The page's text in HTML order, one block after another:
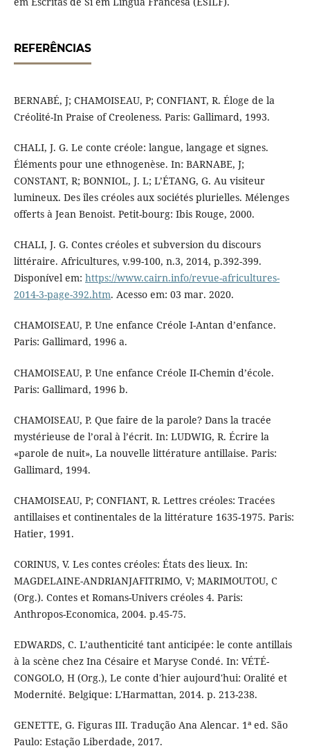
REFERÊNCIAS
BERNABÉ, J; CHAMOISEAU, P; CONFIANT, R. Éloge de la
Créolité-In Praise of Creoleness. Paris: Gallimard, 1993.
CHALI, J. G. Le conte créole: langue, langage et signes.
Éléments pour une ethnogenèse. In: BARNABE, J;
CONSTANT, R; BONNIOL, J. L; L’ÉTANG, G. Au visiteur
lumineux. Des îles créoles aux sociétés plurielles. Mélenges
offerts à Jean Benoist. Petit-bourg: Ibis Rouge, 2000.
CHALI, J. G. Contes créoles et subversion du discours
littéraire. Africultures, v.99-100, n.3, 2014, p.392-399.
Disponível em: https://www.cairn.info/revue-africultures-
2014-3-page-392.htm. Acesso em: 03 mar. 2020.
CHAMOISEAU, P. Une enfance Créole I-Antan d’enfance.
Paris: Gallimard, 1996 a.
CHAMOISEAU, P. Une enfance Créole II-Chemin d’école.
Paris: Gallimard, 1996 b.
CHAMOISEAU, P. Que faire de la parole? Dans la tracée
mystérieuse de l’oral à l’écrit. In: LUDWIG, R. Écrire la
«parole de nuit», La nouvelle littérature antillaise. Paris:
Gallimard, 1994.
CHAMOISEAU, P; CONFIANT, R. Lettres créoles: Tracées
antillaises et continentales de la littérature 1635-1975. Paris:
Hatier, 1991.
CORINUS, V. Les contes créoles: États des lieux. In:
MAGDELAINE-ANDRIANJAFITRIMO, V; MARIMOUTOU, C
(Org.). Contes et Romans-Univers créoles 4. Paris:
Anthropos-Economica, 2004. p.45-75.
EDWARDS, C. L’authenticité tant anticipée: le conte antillais
à la scène chez Ina Césaire et Maryse Condé. In: VÉTÉ-
CONGOLO, H (Org.), Le conte d'hier aujourd'hui: Oralité et
Modernité. Belgique: L'Harmattan, 2014. p. 213-238.
GENETTE, G. Figuras III. Tradução Ana Alencar. 1ª ed. São
Paulo: Estação Liberdade, 2017.